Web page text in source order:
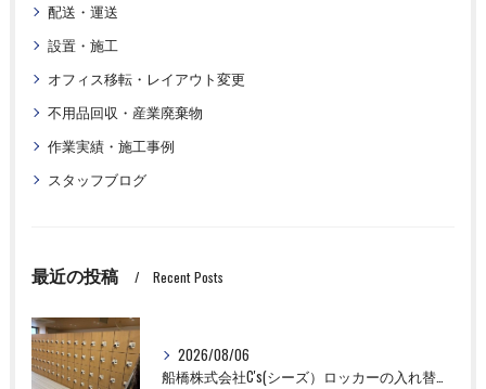
配送・運送
設置・施工
オフィス移転・レイアウト変更
不用品回収・産業廃棄物
作業実績・施工事例
スタッフブログ
最近の投稿 Recent Posts
2026/08/06
船橋株式会社C's(シーズ）ロッカーの入れ替え作業も全国対応お任せ下さい！